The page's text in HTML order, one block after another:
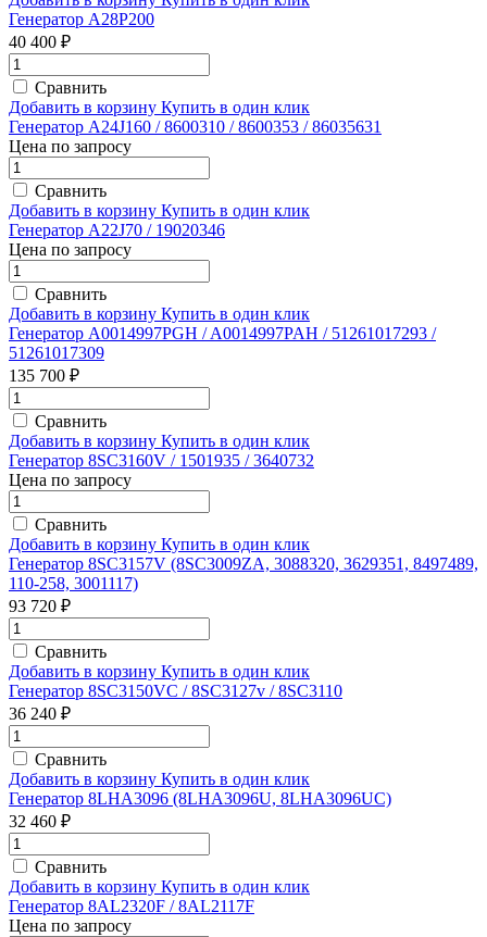
Генератор A28P200
40 400 ₽
Сравнить
Добавить в корзину Купить в один клик
Генератор A24J160 / 8600310 / 8600353 / 86035631
Цена по запросу
Сравнить
Добавить в корзину Купить в один клик
Генератор A22J70 / 19020346
Цена по запросу
Сравнить
Добавить в корзину Купить в один клик
Генератор A0014997PGH / A0014997PAH / 51261017293 /
51261017309
135 700 ₽
Сравнить
Добавить в корзину Купить в один клик
Генератор 8SC3160V / 1501935 / 3640732
Цена по запросу
Сравнить
Добавить в корзину Купить в один клик
Генератор 8SC3157V (8SC3009ZA, 3088320, 3629351, 8497489,
110-258, 3001117)
93 720 ₽
Сравнить
Добавить в корзину Купить в один клик
Генератор 8SC3150VC / 8SC3127v / 8SC3110
36 240 ₽
Сравнить
Добавить в корзину Купить в один клик
Генератор 8LHA3096 (8LHA3096U, 8LHA3096UC)
32 460 ₽
Сравнить
Добавить в корзину Купить в один клик
Генератор 8AL2320F / 8AL2117F
Цена по запросу